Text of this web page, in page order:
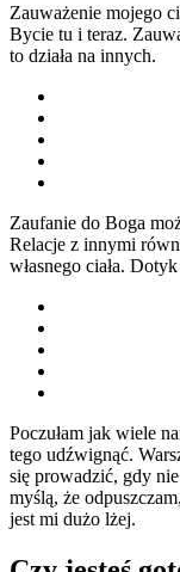
Zauważenie mojego
Bycie tu i teraz.
to działa na innych.
Zaufanie do Boga
Relacje z innymi
własnego ciała.
Poczułam jak wiele
tego udźwignąć.
się prowadzić, gdy
myślą, że
jest mi dużo lżej.